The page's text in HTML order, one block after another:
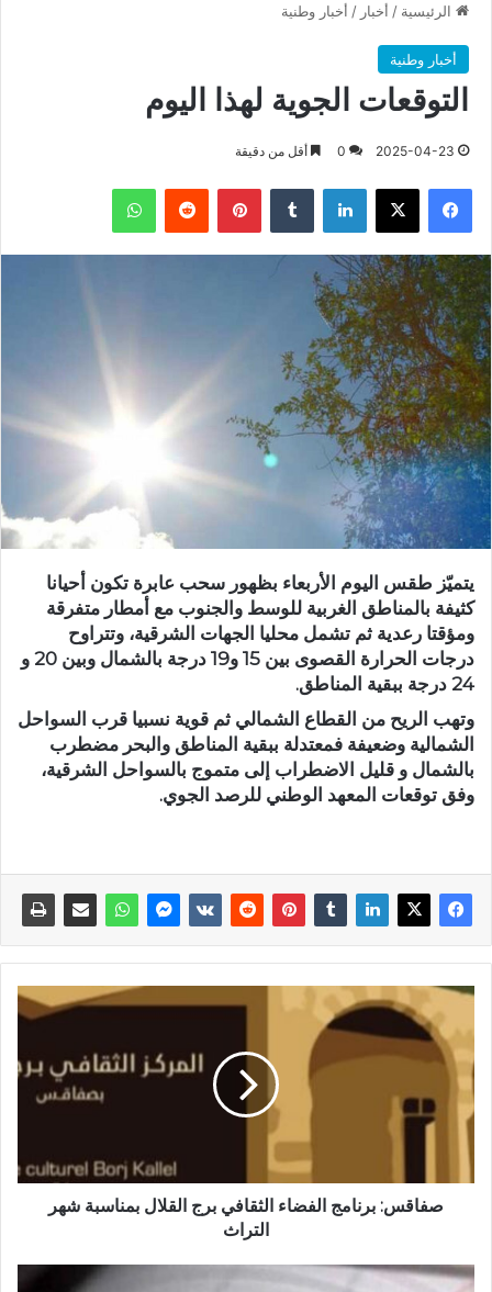
الرئيسية / أخبار / أخبار وطنية
أخبار وطنية
التوقعات الجوية لهذا اليوم
2025-04-23
0 أقل من دقيقة
فيسبوك X لينكدإن بينتيريست واتساب
يتميّز طقس اليوم الأربعاء بظهور سحب عابرة تكون أحيانا
كثيفة بالمناطق الغربية للوسط والجنوب مع أمطار متفرقة
ومؤقتا رعدية ثم تشمل محليا الجهات الشرقية، وتتراوح
درجات الحرارة القصوى بين 15 و19 درجة بالشمال وبين 20 و
24 درجة ببقية المناطق.
وتهب الريح من القطاع الشمالي ثم قوية نسبيا قرب السواحل
الشمالية وضعيفة فمعتدلة ببقية المناطق والبحر مضطرب
بالشمال و قليل الاضطراب إلى متموج بالسواحل الشرقية،
وفق توقعات المعهد الوطني للرصد الجوي.
صفاقس: برنامج الفضاء الثقافي برج القلال بمناسبة شهر
التراث